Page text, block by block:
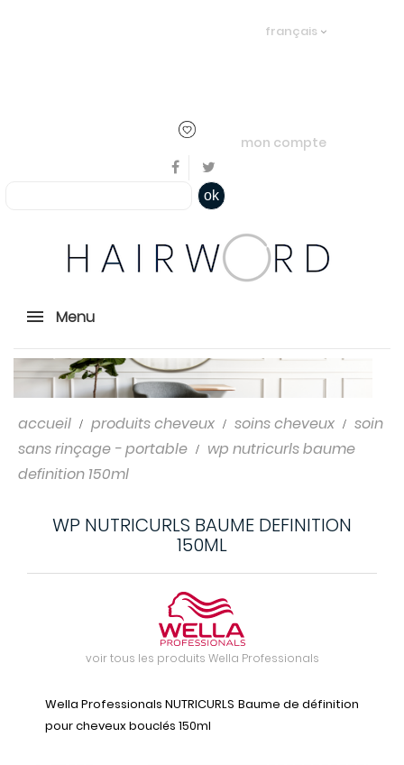
français
mon compte
ok
Menu
accueil produits cheveux soins cheveux
soin
sans rinçage - portable
wp nutricurls baume
definition 150ml
WP NUTRICURLS BAUME DEFINITION
150ML
voir tous les produits Wella Professionals
Wella Professionals NUTRICURLS Baume de définition
pour cheveux bouclés 150ml